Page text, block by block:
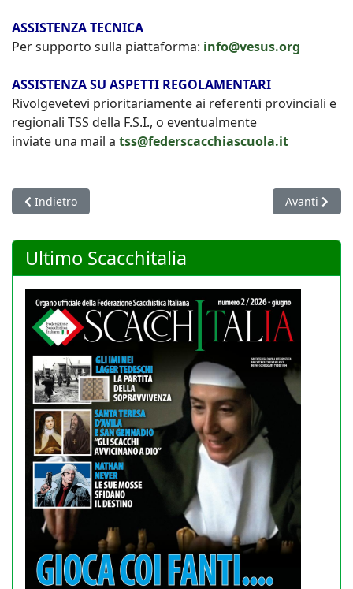
ASSISTENZA TECNICA
Per supporto sulla piattaforma: info@vesus.org
ASSISTENZA SU ASPETTI REGOLAMENTARI
Rivolgevetevi prioritariamente ai referenti provinciali e
regionali TSS della F.S.I., o eventualmente
inviate una mail a tss@federscacchiascuola.it
Articolo precedente: Delibere assunte dal Consiglio federale
Indietro Articolo
Avanti
Ultimo Scacchitalia